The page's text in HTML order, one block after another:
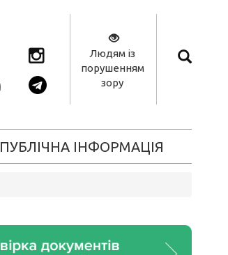
Людям із
порушенням
зору
ПУБЛІЧНА ІНФОРМАЦІЯ